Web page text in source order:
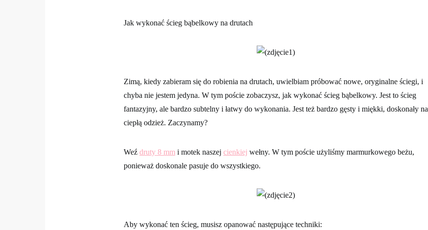
Jak wykonać ścieg bąbelkowy na drutach
Zimą, kiedy zabieram się do robienia na drutach, uwielbiam próbować nowe, oryginalne ściegi, i
chyba nie jestem jedyna. W tym poście zobaczysz, jak wykonać ścieg bąbelkowy. Jest to ścieg
fantazyjny, ale bardzo subtelny i łatwy do wykonania. Jest też bardzo gęsty i miękki, doskonały na
ciepłą odzież. Zaczynamy?
Weź druty 8 mm i motek naszej cienkiej wełny. W tym poście użyliśmy marmurkowego beżu,
ponieważ doskonale pasuje do wszystkiego.
Aby wykonać ten ścieg, musisz opanować następujące techniki: